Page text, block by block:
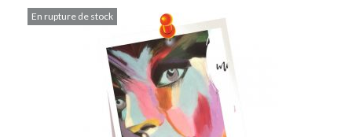
En rupture de stock